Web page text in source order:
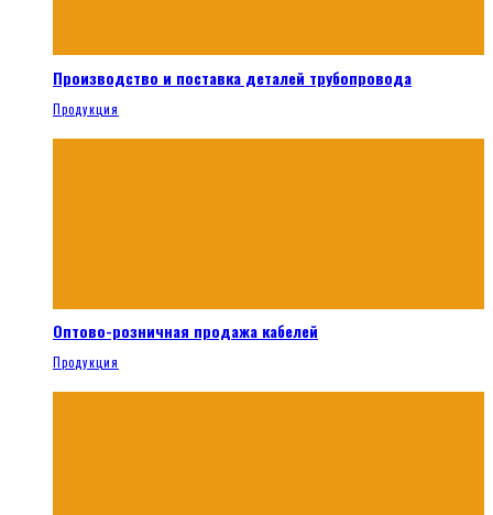
Производство и поставка деталей трубопровода
Продукция
Оптово-розничная продажа кабелей
Продукция